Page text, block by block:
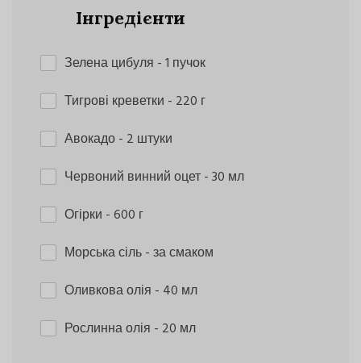
Інгредієнти
Зелена цибуля - 1 пучок
Тигрові креветки - 220 г
Авокадо- 2 штуки
Червоний винний оцет- 30 мл
Огірки - 600 г
Морська сіль- за смаком
Оливкова олія - 40 мл
Рослинна олія - 20 мл